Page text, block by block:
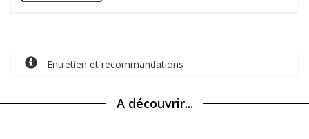
Entretien et recommandations
A découvrir...